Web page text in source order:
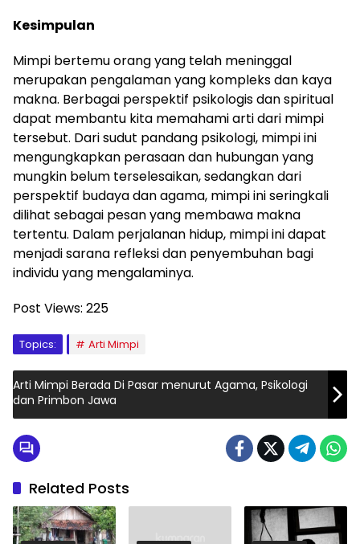
Kesimpulan
Mimpi bertemu orang yang telah meninggal
merupakan pengalaman yang kompleks dan kaya
makna. Berbagai perspektif psikologis dan spiritual
dapat membantu kita memahami arti dari mimpi
tersebut. Dari sudut pandang psikologi, mimpi ini
mengungkapkan perasaan dan hubungan yang
mungkin belum terselesaikan, sedangkan dari
perspektif budaya dan agama, mimpi ini seringkali
dilihat sebagai pesan yang membawa makna
tertentu. Dalam perjalanan hidup, mimpi ini dapat
menjadi sarana refleksi dan penyembuhan bagi
individu yang mengalaminya.
Post Views: 225
Topics: Arti Mimpi
Arti Mimpi Berada Di Pasar menurut Agama, Psikologi
dan Primbon Jawa
Related Posts